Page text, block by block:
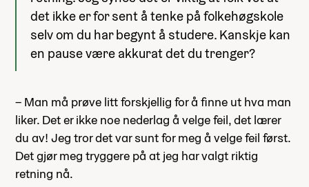
det ikke er for sent å tenke på folkehøgskole
selv om du har begynt å studere. Kanskje kan
en pause være akkurat det du trenger?
– Man må prøve litt forskjellig for å finne ut hva man
liker. Det er ikke noe nederlag å velge feil, det lærer
du av! Jeg tror det var sunt for meg å velge feil først.
Det gjør meg tryggere på at jeg har valgt riktig
retning nå.